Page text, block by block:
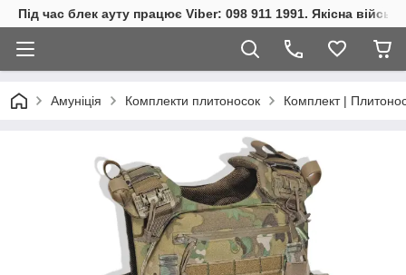
Під час блек ауту працює Viber: 098 911 1991. Якісна
Амуніція Комплекти плитоносок Комплект |